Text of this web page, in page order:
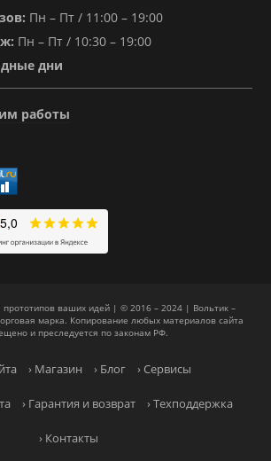
Пн – Пт / 11:00 – 19:00
Пн – Пт / 10:30 – 19:00
дни
работы
прототипов ваших идей | © 2016 – 2024 | Вольтик –
марка. Копирование любых материалов сайта
и преследуется по законам РФ.
› Магазин › Блог › Сервисы
› Гарантия и возврат › Техподдержка
› Контакты